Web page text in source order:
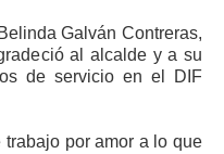
Galván Contreras,
al alcalde y a su
de servicio en el DIF
trabajo por amor a lo que